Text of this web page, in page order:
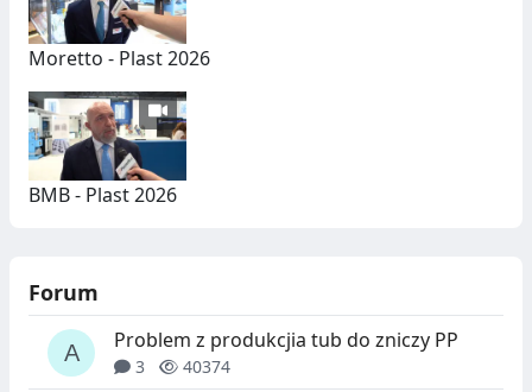
Moretto - Plast 2026
BMB - Plast 2026
Forum
Problem z produkcjia tub do zniczy PP
3 40374